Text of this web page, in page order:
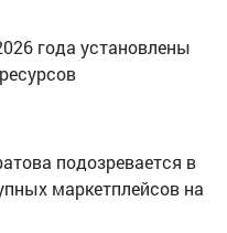
года установлены
подозревается в
маркетплейсов на